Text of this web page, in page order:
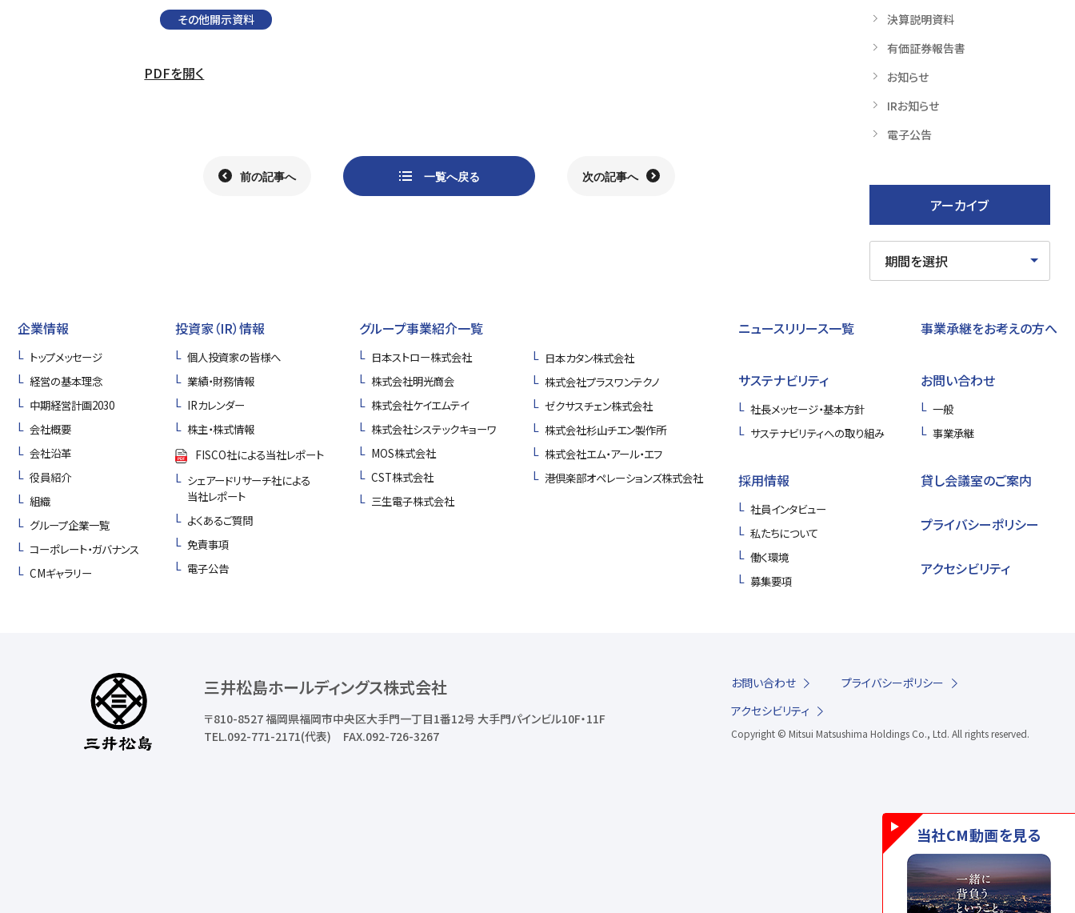
その他開示資料
PDFを開く
前の記事へ 次の記事へ
一覧へ戻る
決算説明資料
有価証券報告書
お知らせ
IRお知らせ
電子公告
アーカイブ
企業情報
トップメッセージ
経営の基本理念
中期経営計画2030
会社概要
会社沿革
役員紹介
組織
グループ企業一覧
コーポレート・ガバナンス
CMギャラリー
投資家（IR）情報
個人投資家の皆様へ
業績・財務情報
IRカレンダー
株主・株式情報
FISCO社による当社レポート
シェアードリサーチ社による
当社レポート
よくあるご質問
免責事項
電子公告
グループ事業紹介一覧
日本ストロー株式会社
株式会社明光商会
株式会社ケイエムテイ
株式会社システックキョーワ
MOS株式会社
CST株式会社
三生電子株式会社
日本カタン株式会社
株式会社プラスワンテクノ
ゼクサスチェン株式会社
株式会社杉山チエン製作所
株式会社エム・アール・エフ
港倶楽部オペレーションズ株式会社
ニュースリリース一覧
サステナビリティ
社長メッセージ・基本方針
サステナビリティへの取り組み
採用情報
社員インタビュー
私たちについて
働く環境
募集要項
事業承継をお考えの方へ
お問い合わせ
一般
事業承継
貸し会議室のご案内
プライバシーポリシー
アクセシビリティ
三井松島ホールディングス株式会社
〒810-8527福岡県福岡市中央区大手門一丁目1番12号 大手門パインビル10F・11F
TEL.092-771-2171(代表)
FAX.092-726-3267
お問い合わせ
プライバシーポリシー
アクセシビリティ
Copyright © Mitsui Matsushima Holdings Co., Ltd. All rights reserved.
当社CM動画を見る